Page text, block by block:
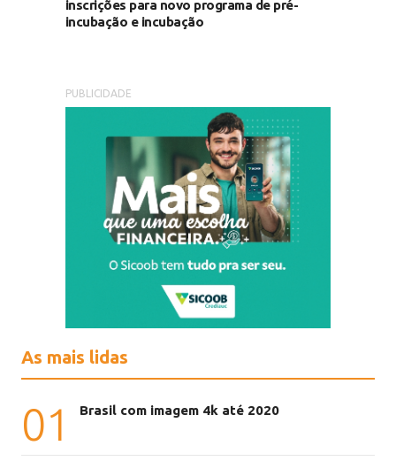
inscrições para novo programa de pré-
incubação e incubação
PUBLICIDADE
As mais lidas
01 Brasil com imagem 4k até 2020